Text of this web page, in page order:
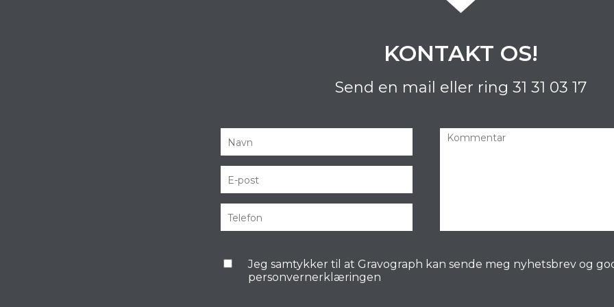
KONTAKT OS!
Send en mail eller ring 31 31 03 17
Jeg samtykker til at Gravograph kan sende meg nyhetsbrev og
personvernerklæringen